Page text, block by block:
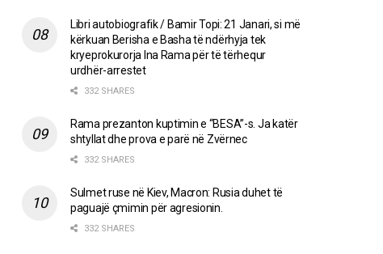
Libri autobiografik / Bamir Topi: 21 Janari, si më
kërkuan Berisha e Basha të ndërhyja tek
kryeprokurorja Ina Rama për të tërhequr
urdhër-arrestet
332 SHARES
Rama prezanton kuptimin e “BESA”-s. Ja katër
shtyllat dhe prova e parë në Zvërnec
332 SHARES
Sulmet ruse në Kiev, Macron: Rusia duhet të
paguajë çmimin për agresionin.
332 SHARES